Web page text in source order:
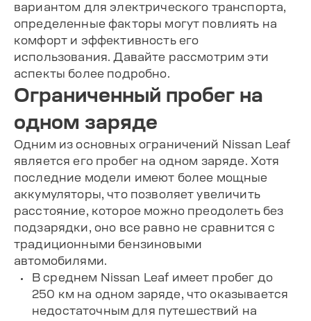
вариантом для электрического транспорта,
определенные факторы могут повлиять на
комфорт и эффективность его
использования. Давайте рассмотрим эти
аспекты более подробно.
Ограниченный пробег на
одном заряде
Одним из основных ограничений Nissan Leaf
является его пробег на одном заряде. Хотя
последние модели имеют более мощные
аккумуляторы, что позволяет увеличить
расстояние, которое можно преодолеть без
подзарядки, оно все равно не сравнится с
традиционными бензиновыми
автомобилями.
В среднем Nissan Leaf имеет пробег до
250 км на одном заряде, что оказывается
недостаточным для путешествий на